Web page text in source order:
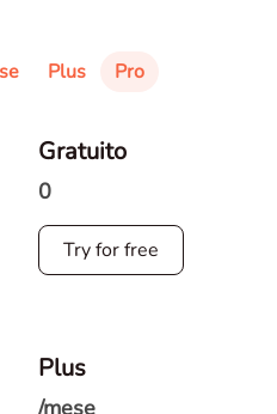
Plus Pro
Gratuito
0
Try for free
Plus
/mese